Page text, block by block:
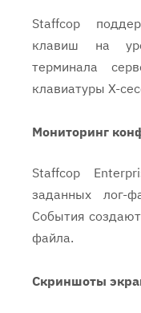
Staffcop
клавиш на
терминала
клавиатуры X-
Мониторинг
Staffcop
заданных лог-
События
файла.
Скриншоты